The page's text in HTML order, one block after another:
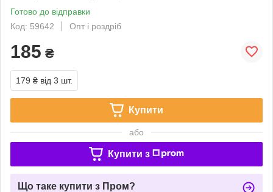
Готово до відправки
Код: 59642
Опт і роздріб
185 ₴
179 ₴ від 3 шт.
Купити
або
Купити з
Що таке купити з Пром?